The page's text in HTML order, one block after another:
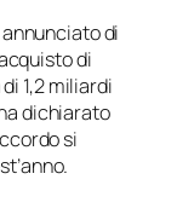
di
di
1,2 miliardi
dichiarato
si